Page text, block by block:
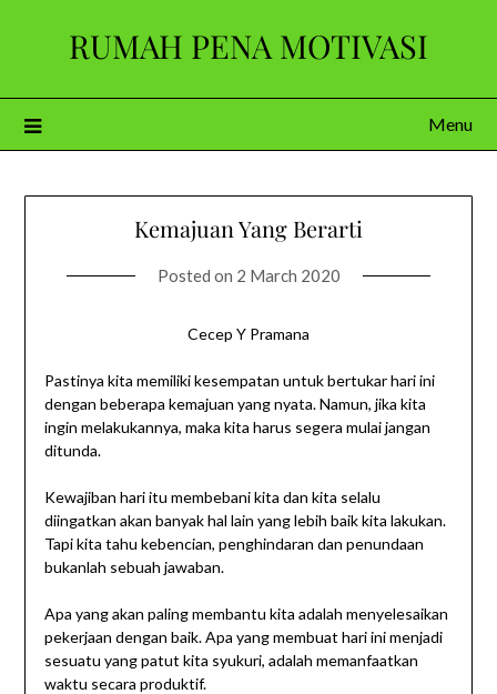
RUMAH PENA MOTIVASI
Menu
Kemajuan Yang Berarti
Posted on 2 March 2020
Cecep Y Pramana
Pastinya kita memiliki kesempatan untuk bertukar hari ini
dengan beberapa kemajuan yang nyata. Namun, jika kita
ingin melakukannya, maka kita harus segera mulai jangan
ditunda.
Kewajiban hari itu membebani kita dan kita selalu
diingatkan akan banyak hal lain yang lebih baik kita lakukan.
Tapi kita tahu kebencian, penghindaran dan penundaan
bukanlah sebuah jawaban.
Apa yang akan paling membantu kita adalah menyelesaikan
pekerjaan dengan baik. Apa yang membuat hari ini menjadi
sesuatu yang patut kita syukuri, adalah memanfaatkan
waktu secara produktif.